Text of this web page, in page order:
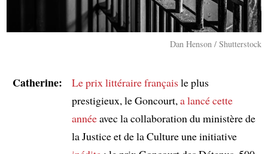
Dan Henson / Shutterstock
Catherine: Le prix littéraire françaisle plus
prestigieux, le Goncourt, a lancécette
annéeavec la collaboration du ministère de
la Justice et de la Culture une initiative